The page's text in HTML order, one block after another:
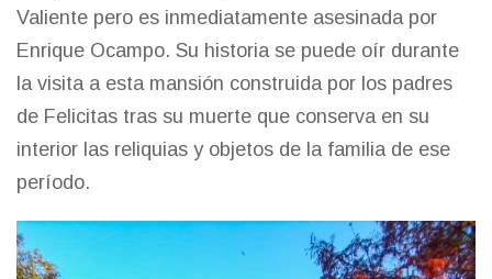
Valiente pero es inmediatamente asesinada por
Enrique Ocampo. Su historia se puede oír durante
la visita a esta mansión construida por los padres
de Felicitas tras su muerte que conserva en su
interior las reliquias y objetos de la familia de ese
período.